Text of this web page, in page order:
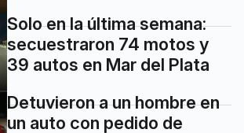
Solo en la última semana:
secuestraron 74 motos y
39 autos en Mar del Plata
Detuvieron a un hombre en
un auto con pedido de